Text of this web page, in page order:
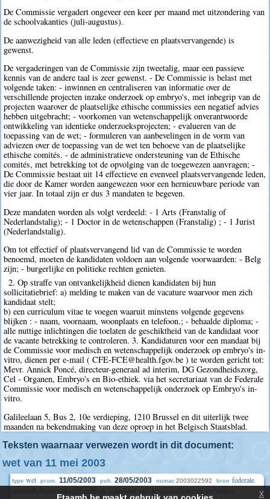
De Commissie vergadert ongeveer een keer per maand met uitzondering van
de schoolvakanties (juli-augustus).
De aanwezigheid van alle leden (effectieve en plaatsvervangende) is
gewenst.
De vergaderingen van de Commissie zijn tweetalig, maar een passieve
kennis van de andere taal is zeer gewenst. - De Commissie is belast met
volgende taken: - inwinnen en centraliseren van informatie over de
verschillende projecten inzake onderzoek op embryo's, met inbegrip van de
projecten waarover de plaatselijke ethische commissies een negatief advies
hebben uitgebracht; - voorkomen van wetenschappelijk onverantwoorde
ontwikkeling van identieke onderzoeksprojecten; - evalueren van de
toepassing van de wet; - formuleren van aanbevelingen in de vorm van
adviezen over de toepassing van de wet ten behoeve van de plaatselijke
ethische comités. - de administratieve ondersteuning van de Ethische
comités, met betrekking tot de opvolging van de toegewezen aanvragen; -
De Commissie bestaat uit 14 effectieve en evenveel plaatsvervangende leden,
die door de Kamer worden aangewezen voor een hernieuwbare periode van
vier jaar. In totaal zijn er dus 3 mandaten te begeven.
Deze mandaten worden als volgt verdeeld: - 1 Arts (Franstalig of
Nederlandstalig); - 1 Doctor in de wetenschappen (Franstalig) ; - 1 Jurist
(Nederlandstalig).
Om tot effectief of plaatsvervangend lid van de Commissie te worden
benoemd, moeten de kandidaten voldoen aan volgende voorwaarden: - Belg
zijn; - burgerlijke en politieke rechten genieten.
2. Op straffe van ontvankelijkheid dienen kandidaten bij hun
sollicitatiebrief: a) melding te maken van de vacature waarvoor men zich
kandidaat stelt;
b) een curriculum vitae te voegen waaruit minstens volgende gegevens
blijken : - naam, voornaam, woonplaats en telefoon.; - behaalde diploma; -
alle nuttige inlichtingen die toelaten de geschiktheid van de kandidaat voor
de vacante betrekking te controleren. 3. Kandidaturen voor een mandaat bij
de Commissie voor medisch en wetenschappelijk onderzoek op embryo's in-
vitro, dienen per e-mail ( CFE-FCE@health.fgov.be ) te worden gericht tot:
Mevr. Annick Poncé, directeur-generaal ad interim, DG Gezondheidszorg,
Cel - Organen, Embryo's en Bio-ethiek. via het secretariaat van de Federale
Commissie voor medisch en wetenschappelijk onderzoek op Embryo's in-
vitro.
Galileelaan 5, Bus 2, 10e verdieping, 1210 Brussel en dit uiterlijk twee
maanden na bekendmaking van deze oproep in het Belgisch Staatsblad.
Teksten waarnaar verwezen wordt in dit document:
wet van 11 mei 2003
type wet prom. 11/05/2003 pub. 28/05/2003 numac 2003022592 bron federale
x